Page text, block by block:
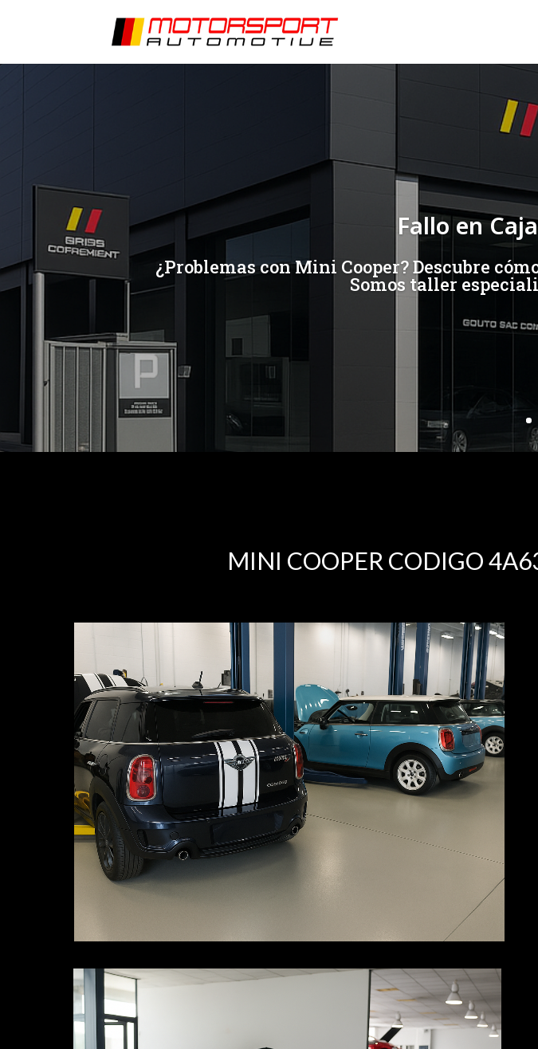
Fallo en
¿Problemas con Mini Cooper? Descubre
Somos taller
MINI COOPER CODIGO